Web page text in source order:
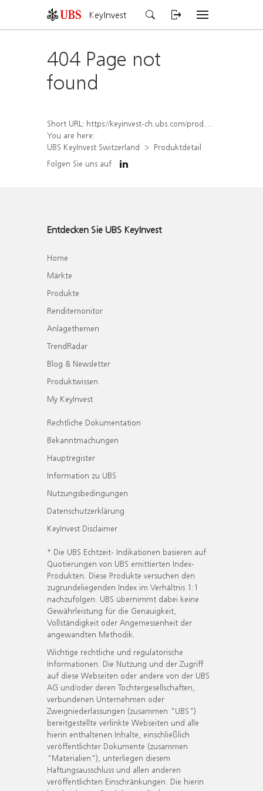
KeyInvest
404 Page not
found
Short URL: https://keyinvest-ch.ubs.com/produkt/detail/index/isin/CH1579760856
You are here:
UBS KeyInvest Switzerland
Produktdetail
Folgen Sie uns auf
Entdecken Sie UBS KeyInvest
Home
Märkte
Produkte
Renditemonitor
Anlagethemen
TrendRadar
Blog & Newsletter
Produktwissen
My KeyInvest
Rechtliche Dokumentation
Bekanntmachungen
Hauptregister
Information zu UBS
Nutzungsbedingungen
Datenschutzerklärung
KeyInvest Disclaimer
* Die UBS Echtzeit- Indikationen basieren auf
Quotierungen von UBS emittierten Index-
Produkten. Diese Produkte versuchen den
zugrundeliegenden Index im Verhältnis 1:1
nachzufolgen. UBS übernimmt dabei keine
Gewährleistung für die Genauigkeit,
Vollständigkeit oder Angemessenheit der
angewandten Methodik.
Wichtige rechtliche und regulatorische
Informationen. Die Nutzung und der Zugriff
auf diese Webseiten oder andere von der UBS
AG und/oder deren Tochtergesellschaften,
verbundenen Unternehmen oder
Zweigniederlassungen (zusammen "UBS")
bereitgestellte verlinkte Webseiten und alle
hierin enthaltenen Inhalte, einschließlich
veröffentlichter Dokumente (zusammen
"Materialien"), unterliegen diesem
Haftungsausschluss und allen anderen
veröffentlichten Einschränkungen. Die hierin